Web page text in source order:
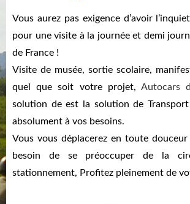
Vous aurez pas exigence d’avoir
pour une visite à la journée et demi
de France !
Visite de musée, sortie scolaire,
quel que soit votre projet,Autocars
solution de est la solution de
absolument à vos besoins.
Vous vous déplacerez en toute
besoin de se préoccuper de la
stationnement, Profitez pleinement de